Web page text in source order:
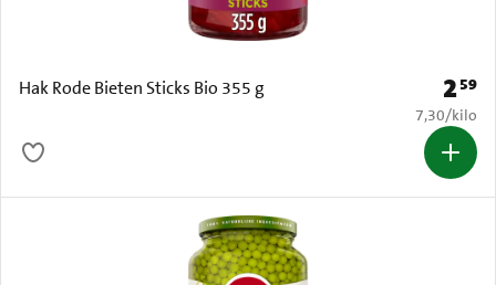
Hak Rode Bieten Sticks Bio 355 g Prijs:
259
€ 7,30 per
7,30/kilo